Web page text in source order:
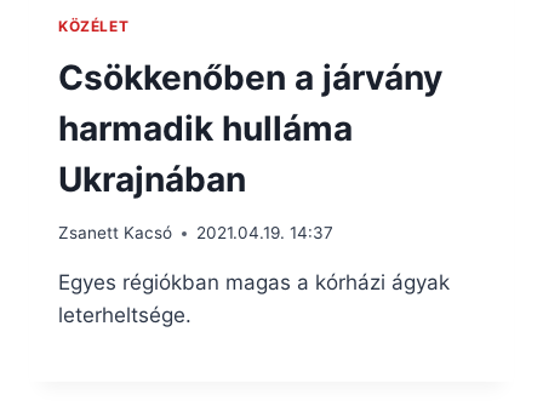
KÖZÉLET
Csökkenőben a járvány
harmadik hulláma
Ukrajnában
Zsanett Kacsó 2021.04.19. 14:37
Egyes régiókban magas a kórházi ágyak
leterheltsége.